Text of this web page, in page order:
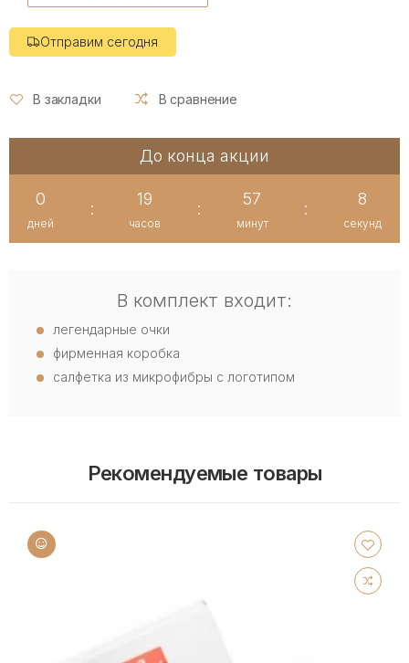
Отправим сегодня
В закладки В сравнение
До конца акции
0
дней
:
19
часов
:
57
минут
:
7
секунд
В комплект входит:
легендарные очки
фирменная коробка
салфетка из микрофибры с логотипом
Рекомендуемые товары